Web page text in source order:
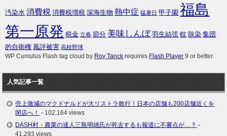
汚染水 消費税 消費税増税 深海生物 熱中症 猛暑日 甲子園 福島
第一原発 税金 立春 節分 美味しんぼ 羽生結弦 蚊 除染 集団
的自衛権 風評被害 高校野球
WP Cumulus Flash tag cloud by Roy Tanck requires Flash Player 9 or better.
人気記事一覧
売上激減のマクドナルドが大リストラ敢行！日本の店舗も200店舗近くを
閉店へ！ - 102,164 views
DASH村・農業の達人三瓶明雄氏が死去するも報道に不審点が…？ -
41,293 views